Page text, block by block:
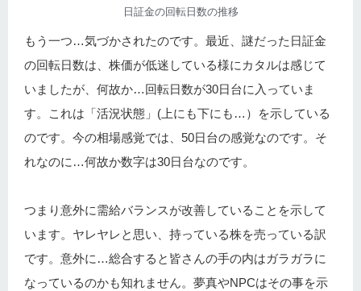
日証金の回転日数の推移
もう一つ…気づかされたのです。最近、謎だった日証金
の回転日数は、株価が低迷している様にカタルは感じて
いましたが、何故か…回転日数が30日台に入っていま
す。これは「活況状態」(上にも下にも…）を示している
のです。今の相場感覚では、50日台の感覚なのです。そ
れなのに…何故か数字は30日台なのです。
つまり意外に需給バランスが改善していることを示して
います。ヤレヤレと思い、持っている株を売っている訳
です。意外に…総合すると皆さんの手の内はガラガラに
なっているのかも知れません。夢真やNPCはその事を示